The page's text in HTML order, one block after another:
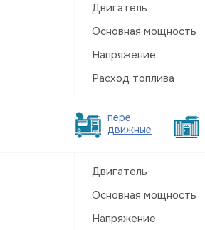
Двигатель
Основная мощность
Напряжение
Расход топлива
пере
движные
Двигатель
Основная мощность
Напряжение